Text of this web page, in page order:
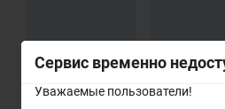
Сервис временно
Уважаемые пользователи!